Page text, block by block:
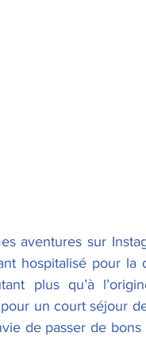
aventures sur
hospitalisé pour la
plus qu’à
un court séjour
de passer de